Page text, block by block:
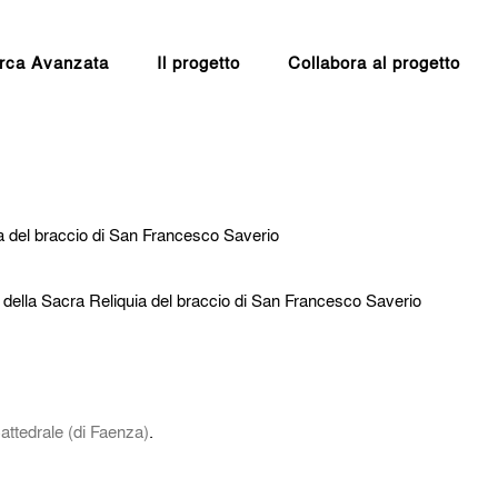
Avanzata Il progetto Collabora al progetto
braccio di San Francesco Saverio
Sacra Reliquia del braccio di San Francesco Saverio
(di Faenza).